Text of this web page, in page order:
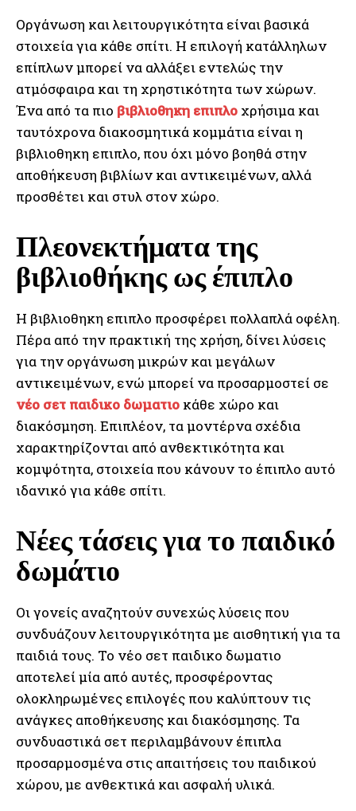
Οργάνωση και λειτουργικότητα είναι βασικά
στοιχεία για κάθε σπίτι. Η επιλογή κατάλληλων
επίπλων μπορεί να αλλάξει εντελώς την
ατμόσφαιρα και τη χρηστικότητα των χώρων.
Ένα από τα πιο βιβλιοθηκη επιπλο χρήσιμα και
ταυτόχρονα διακοσμητικά κομμάτια είναι η
βιβλιοθηκη επιπλο, που όχι μόνο βοηθά στην
αποθήκευση βιβλίων και αντικειμένων, αλλά
προσθέτει και στυλ στον χώρο.
Πλεονεκτήματα της
βιβλιοθήκης ως έπιπλο
Η βιβλιοθηκη επιπλο προσφέρει πολλαπλά οφέλη.
Πέρα από την πρακτική της χρήση, δίνει λύσεις
για την οργάνωση μικρών και μεγάλων
αντικειμένων, ενώ μπορεί να προσαρμοστεί σε
νέο σετ παιδικο δωματιο κάθε χώρο και
διακόσμηση. Επιπλέον, τα μοντέρνα σχέδια
χαρακτηρίζονται από ανθεκτικότητα και
κομψότητα, στοιχεία που κάνουν το έπιπλο αυτό
ιδανικό για κάθε σπίτι.
Νέες τάσεις για το παιδικό
δωμάτιο
Οι γονείς αναζητούν συνεχώς λύσεις που
συνδυάζουν λειτουργικότητα με αισθητική για τα
παιδιά τους. Το νέο σετ παιδικο δωματιο
αποτελεί μία από αυτές, προσφέροντας
ολοκληρωμένες επιλογές που καλύπτουν τις
ανάγκες αποθήκευσης και διακόσμησης. Τα
συνδυαστικά σετ περιλαμβάνουν έπιπλα
προσαρμοσμένα στις απαιτήσεις του παιδικού
χώρου, με ανθεκτικά και ασφαλή υλικά.